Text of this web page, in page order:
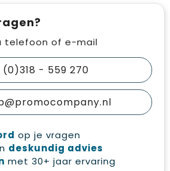
telefoon of e-mail
(0)318 - 559 270
op je vragen
deskundig advies
met 30+ jaar ervaring